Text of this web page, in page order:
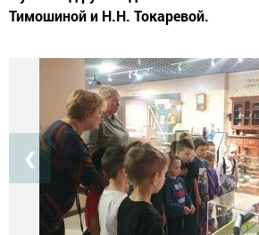
Тимошиной и Н.Н. Токаревой.
❮